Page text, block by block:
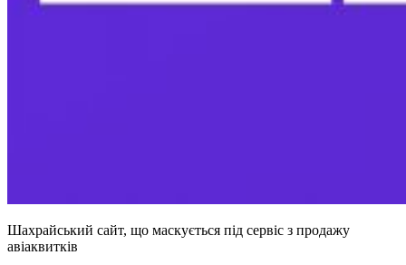
Шахрайський сайт, що маскується під сервіс з продажу
авіаквитків